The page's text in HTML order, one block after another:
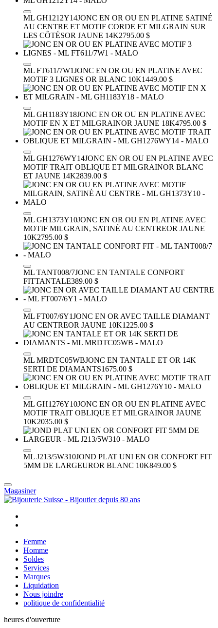
ML GH1212Y14JONC EN OR OU EN PLATINE SATINÉ
AU CENTRE ET MOTIF CORDE ET MILGRAIN SUR
LES CÔTÉSOR JAUNE 14K2795.00 $
ML FT611/7W1JONC EN OR OU EN PLATINE AVEC
MOTIF 3 LIGNES OR BLANC 10K1449.00 $
ML GH1183Y18JONC EN OR OU EN PLATINE AVEC
MOTIF EN X ET MILGRAINOR JAUNE 18K4795.00 $
ML GH1276WY14JONC EN OR OU EN PLATINE AVEC
MOTIF TRAIT OBLIQUE ET MILGRAINOR BLANC
ET JAUNE 14K2839.00 $
ML GH1373Y10JONC EN OR OU EN PLATINE AVEC
MOTIF MILGRAIN, SATINÉ AU CENTREOR JAUNE
10K2795.00 $
ML TANT008/7JONC EN TANTALE CONFORT
FITTANTALE389.00 $
ML FT007/6Y1JONC EN OR AVEC TAILLE DIAMANT
AU CENTREOR JAUNE 10K1225.00 $
ML MRDTC05WBJONC EN TANTALE ET OR 14K
SERTI DE DIAMANTS1675.00 $
ML GH1276Y10JONC EN OR OU EN PLATINE AVEC
MOTIF TRAIT OBLIQUE ET MILGRAINOR JAUNE
10K2035.00 $
ML J213/5W310JOND PLAT UNI EN OR CONFORT FIT
5MM DE LARGEUROR BLANC 10K849.00 $
Magasiner
Femme
Homme
Soldes
Services
Marques
Liquidation
Nous joindre
politique de confidentialité
heures d'ouverture